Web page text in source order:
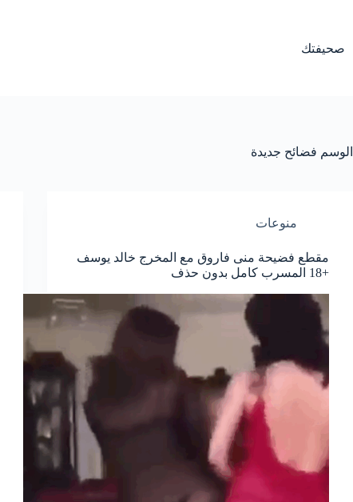
صحيفتك
الوسم فضائح جديدة
منوعات
مقطع فضيحة منى فاروق مع المخرج خالد يوسف
+18 المسرب كامل بدون حذف